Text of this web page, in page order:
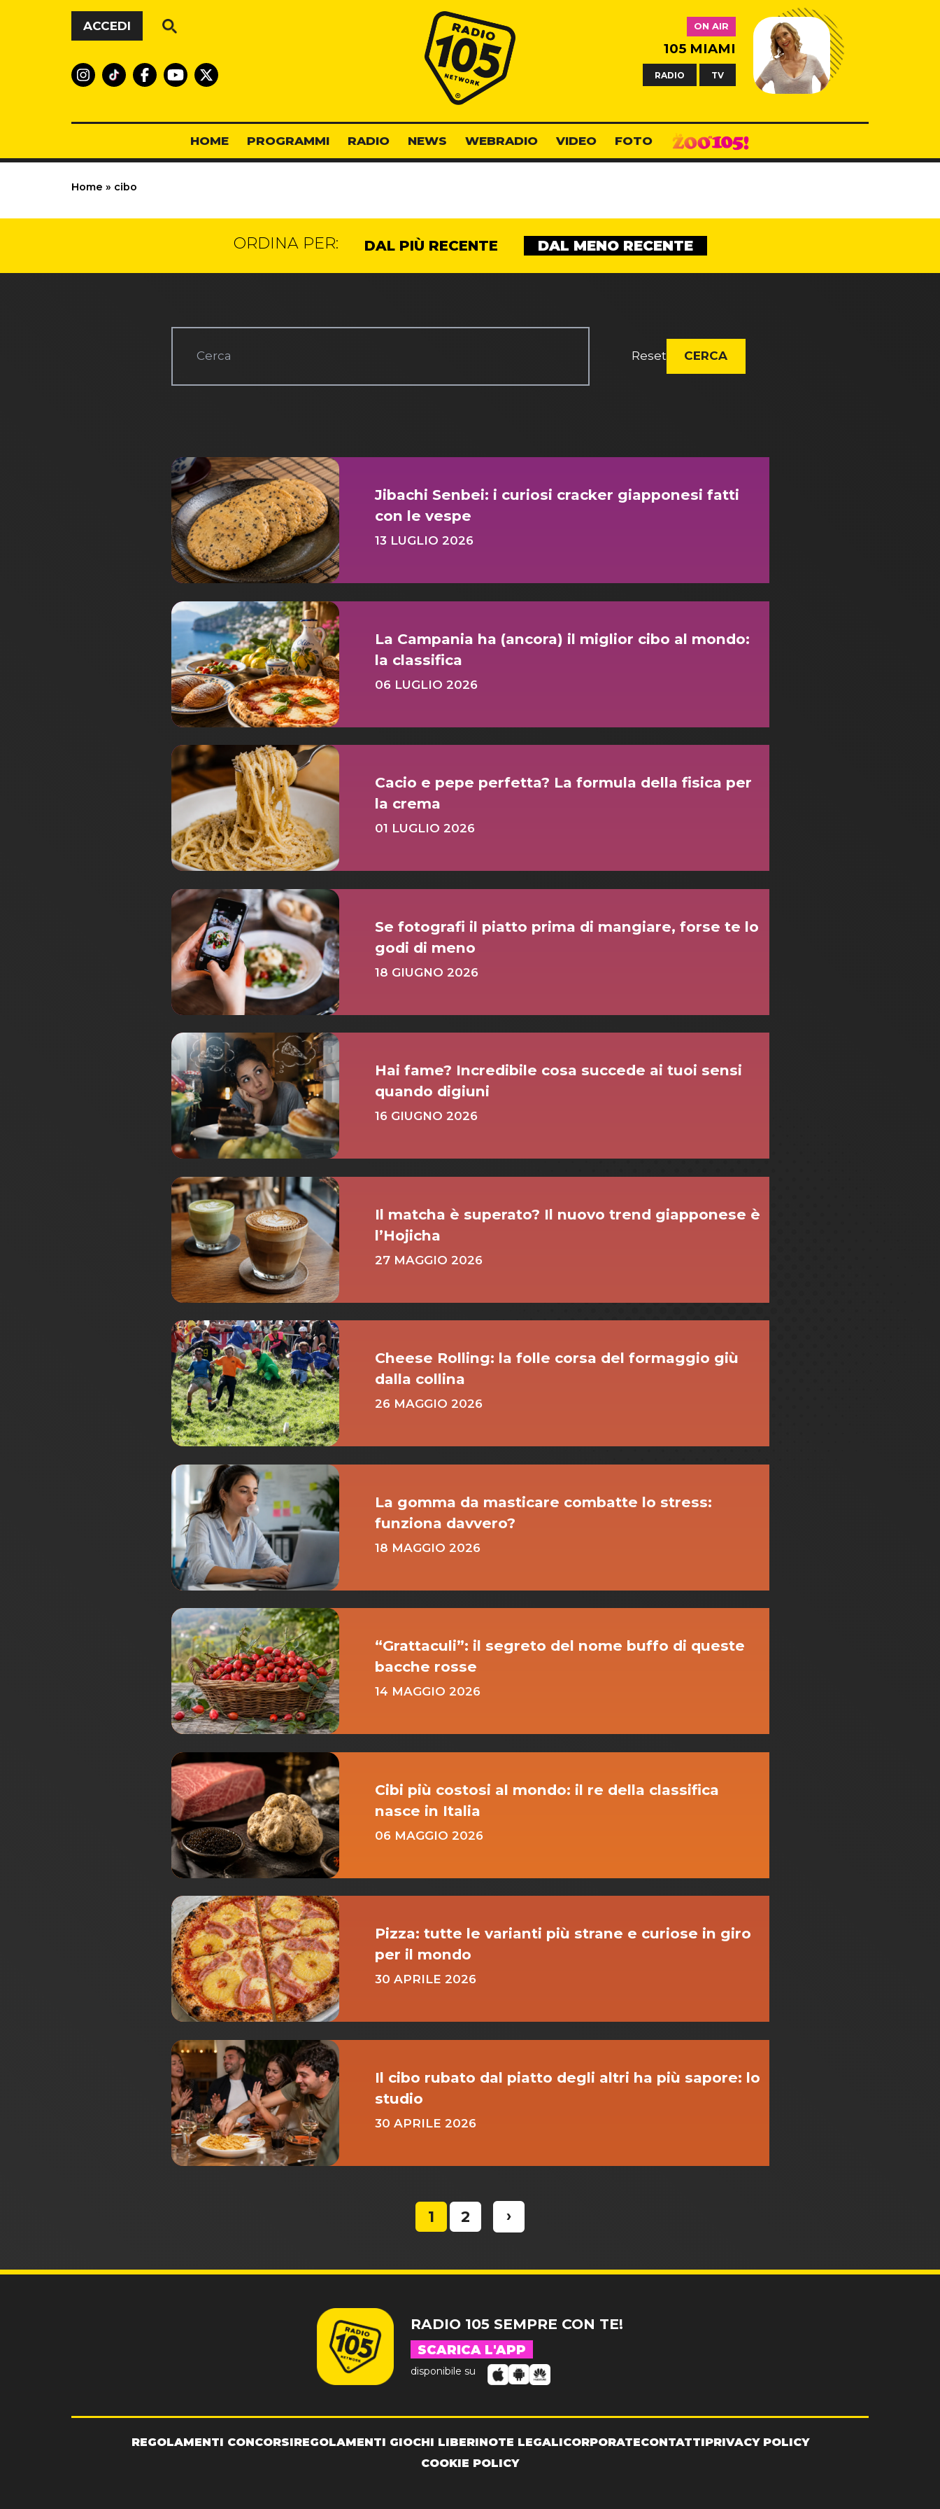
Vai al contenuto
ACCEDI
Radio 105
ON AIR
105 MIAMI
RADIO TV
HOME PROGRAMMI RADIO NEWS WEBRADIO VIDEO FOTO
Home » cibo
ORDINA PER: DAL PIÙ RECENTE DAL MENO RECENTE
Reset CERCA
Jibachi Senbei: i curiosi cracker giapponesi fatti
con le vespe
13 LUGLIO 2026
La Campania ha (ancora) il miglior cibo al mondo:
la classifica
06 LUGLIO 2026
Cacio e pepe perfetta? La formula della fisica per
la crema
01 LUGLIO 2026
Se fotografi il piatto prima di mangiare, forse te lo
godi di meno
18 GIUGNO 2026
Hai fame? Incredibile cosa succede ai tuoi sensi
quando digiuni
16 GIUGNO 2026
Il matcha è superato? Il nuovo trend giapponese è
l’Hojicha
27 MAGGIO 2026
Cheese Rolling: la folle corsa del formaggio giù
dalla collina
26 MAGGIO 2026
La gomma da masticare combatte lo stress:
funziona davvero?
18 MAGGIO 2026
“Grattaculi”: il segreto del nome buffo di queste
bacche rosse
14 MAGGIO 2026
Cibi più costosi al mondo: il re della classifica
nasce in Italia
06 MAGGIO 2026
Pizza: tutte le varianti più strane e curiose in giro
per il mondo
30 APRILE 2026
Il cibo rubato dal piatto degli altri ha più sapore: lo
studio
30 APRILE 2026
1 2 ›
RADIO 105 SEMPRE CON TE!
SCARICA L'APP
disponibile su
REGOLAMENTI CONCORSIREGOLAMENTI GIOCHI LIBERINOTE LEGALICORPORATECONTATTIPRIVACY POLICY
COOKIE POLICY